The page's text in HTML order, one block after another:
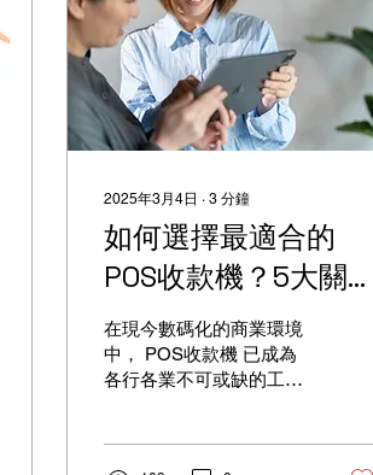
2025年3月4日 ∙ 3 分鐘
如何選擇最適合的
POS收款機？5大關鍵
TIPS助你輕鬆決策
在現今數碼化的商業環境
中， POS收款機 已成為
各行各業不可或缺的工